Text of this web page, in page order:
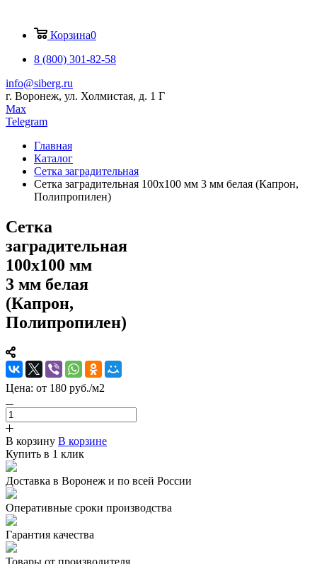
Корзина0
8 (800) 301-82-58
info@siberg.ru
г. Воронеж, ул. Холмистая, д. 1 Г
Max
Telegram
Главная
Каталог
Сетка заградительная
Сетка заградительная 100х100 мм 3 мм белая (Капрон,
Полипропилен)
Сетка
заградительная
100х100 мм
3 мм белая
(Капрон,
Полипропилен)
Цена: от 180 руб./м2
В корзину В корзине
Купить в 1 клик
Доставка в Воронеж и по всей России
Оперативные сроки производства
Гарантия качества
Товары от производителя